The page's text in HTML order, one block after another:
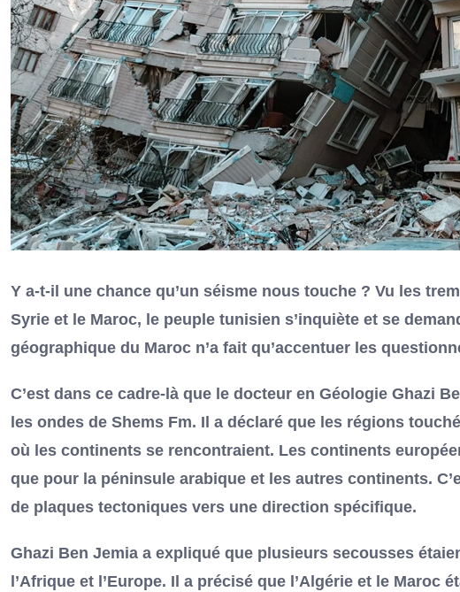
Y a-t-il une chance qu’un séisme nous touche ? Vu les
Syrie et le Maroc, le peuple tunisien s’inquiète et se
géographique du Maroc n’a fait qu’accentuer les
C’est dans ce cadre-là que le docteur en Géologie Ghazi
les ondes de Shems Fm. Il a déclaré que les régions
où les continents se rencontraient. Les continents
que pour la péninsule arabique et les autres continents.
de plaques tectoniques vers une direction spécifique.
Ghazi Ben Jemia a expliqué que plusieurs secousses
l’Afrique et l’Europe. Il a précisé que l’Algérie et le